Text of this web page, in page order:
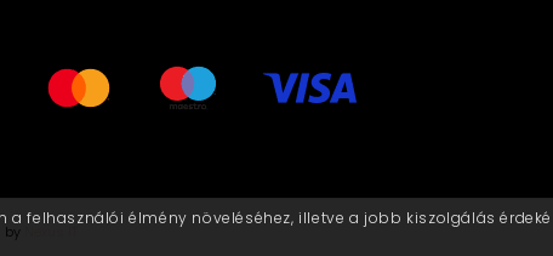
by
a felhasználói élmény növeléséhez, illetve a jobb kiszolgálás